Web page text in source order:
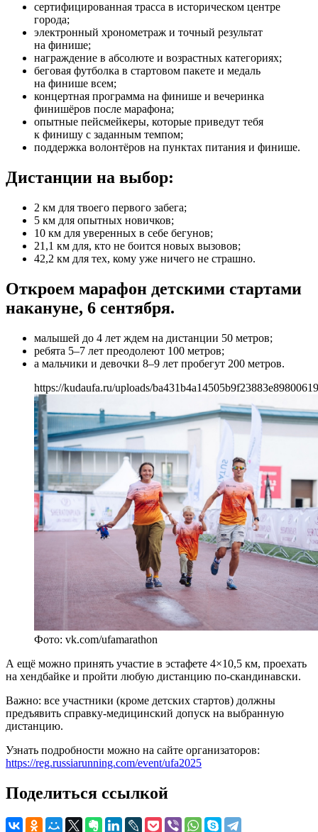
сертифицированная трасса в историческом центре
города;
электронный хронометраж и точный результат
на финише;
награждение в абсолюте и возрастных категориях;
беговая футболка в стартовом пакете и медаль
на финише всем;
концертная программа на финише и вечеринка
финишёров после марафона;
опытные пейсмейкеры, которые приведут тебя
к финишу с заданным темпом;
поддержка волонтёров на пунктах питания и финише.
Дистанции на выбор:
2 км для твоего первого забега;
5 км для опытных новичков;
10 км для уверенных в себе бегунов;
21,1 км для, кто не боится новых вызовов;
42,2 км для тех, кому уже ничего не страшно.
Откроем марафон детскими стартами
накануне, 6 сентября.
малышей до 4 лет ждем на дистанции 50 метров;
ребята 5–7 лет преодолеют 100 метров;
а мальчики и девочки 8–9 лет пробегут 200 метров.
https://kudaufa.ru/uploads/
Фото: vk.com/ufamarathon
А ещё можно принять участие в эстафете 4×10,5 км, проехать
на хендбайке и пройти любую дистанцию по-скандинавски.
Важно: все участники (кроме детских стартов) должны
предъявить справку-медицинский допуск на выбранную
дистанцию.
Узнать подробности можно на сайте организаторов:
https://reg.russiarunning.com/event/ufa2025
Поделиться ссылкой